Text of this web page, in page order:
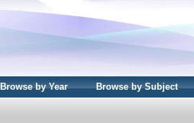
Browse by Year Browse by Subject